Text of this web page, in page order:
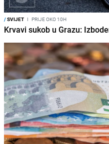
/SVIJET I PRIJE OKO 10H
Krvavi sukob u Grazu: